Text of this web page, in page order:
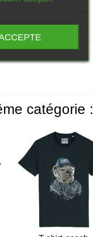
catégorie :